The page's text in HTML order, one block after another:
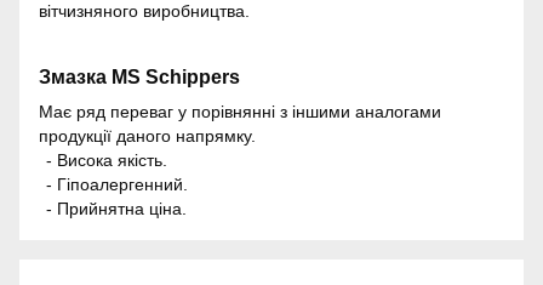
вітчизняного виробництва.
Змазка MS Schippers
Має ряд переваг у порівнянні з іншими аналогами
продукції даного напрямку.
- Висока якість.
- Гіпоалергенний.
- Прийнятна ціна.